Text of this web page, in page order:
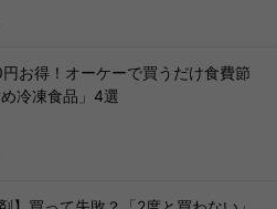
お得！オーケーで買うだけ食費節
冷凍食品」4選